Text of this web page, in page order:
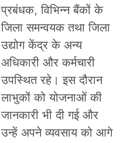
प्रबंधक, विभिन्न बैंकों के
जिला समन्वयक तथा जिला
उद्योग केंद्र के अन्य
अधिकारी और कर्मचारी
उपस्थित रहे। इस दौरान
लाभुकों को योजनाओं की
जानकारी भी दी गई और
उन्हें अपने व्यवसाय को आगे